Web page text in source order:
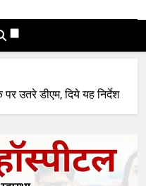
उतरे डीएम, दिये यह निर्देश